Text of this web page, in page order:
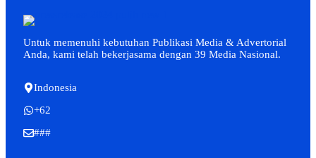
Untuk memenuhi kebutuhan Publikasi Media & Advertorial
Anda, kami telah bekerjasama dengan 39 Media Nasional.
Indonesia
+62
###